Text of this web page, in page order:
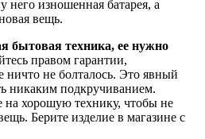
него изношенная батарея, а
вещь.
бытовая техника, ее нужно
правом гарантии,
ничто не болталось. Это явный
никаким подкручиванием.
на хорошую технику, чтобы не
Берите изделие в магазине с